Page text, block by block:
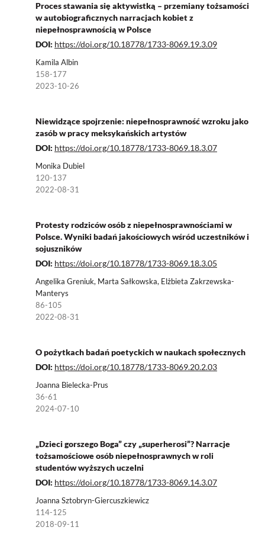
Proces stawania się aktywistką – przemiany tożsamości
w autobiograficznych narracjach kobiet z
niepełnosprawnością w Polsce
DOI: https://doi.org/10.18778/1733-8069.19.3.09
Kamila Albin
158-177
2023-10-26
Niewidzące spojrzenie: niepełnosprawność wzroku jako
zasób w pracy meksykańskich artystów
DOI: https://doi.org/10.18778/1733-8069.18.3.07
Monika Dubiel
120-137
2022-08-31
Protesty rodziców osób z niepełnosprawnościami w
Polsce. Wyniki badań jakościowych wśród uczestników i
sojuszników
DOI: https://doi.org/10.18778/1733-8069.18.3.05
Angelika Greniuk, Marta Sałkowska, Elżbieta Zakrzewska-
Manterys
86-105
2022-08-31
O pożytkach badań poetyckich w naukach społecznych
DOI: https://doi.org/10.18778/1733-8069.20.2.03
Joanna Bielecka-Prus
36-61
2024-07-10
„Dzieci gorszego Boga” czy „superherosi”? Narracje
tożsamościowe osób niepełnosprawnych w roli
studentów wyższych uczelni
DOI: https://doi.org/10.18778/1733-8069.14.3.07
Joanna Sztobryn-Giercuszkiewicz
114-125
2018-09-11